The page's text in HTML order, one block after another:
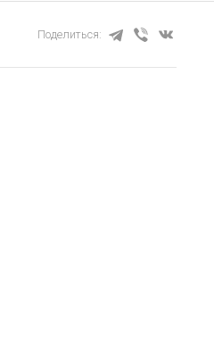
Поделиться: